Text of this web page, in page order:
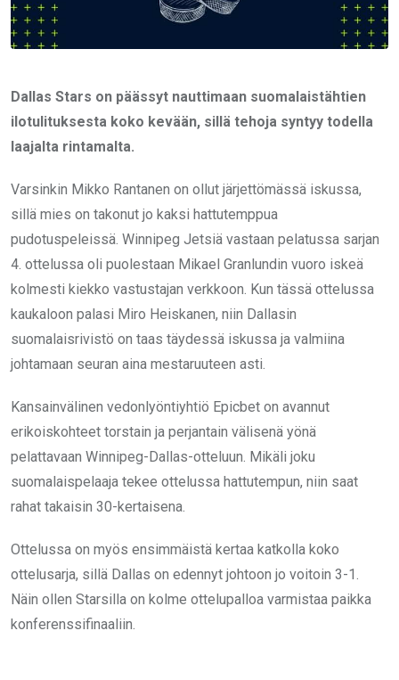
Dallas Stars on päässyt nauttimaan suomalaistähtien
ilotulituksesta koko kevään, sillä tehoja syntyy todella
laajalta rintamalta.
Varsinkin Mikko Rantanen on ollut järjettömässä iskussa,
sillä mies on takonut jo kaksi hattutemppua
pudotuspeleissä. Winnipeg Jetsiä vastaan pelatussa sarjan
4. ottelussa oli puolestaan Mikael Granlundin vuoro iskeä
kolmesti kiekko vastustajan verkkoon. Kun tässä ottelussa
kaukaloon palasi Miro Heiskanen, niin Dallasin
suomalaisrivistö on taas täydessä iskussa ja valmiina
johtamaan seuran aina mestaruuteen asti.
Kansainvälinen vedonlyöntiyhtiö Epicbet on avannut
erikoiskohteet torstain ja perjantain välisenä yönä
pelattavaan Winnipeg-Dallas-otteluun. Mikäli joku
suomalaispelaaja tekee ottelussa hattutempun, niin saat
rahat takaisin 30-kertaisena.
Ottelussa on myös ensimmäistä kertaa katkolla koko
ottelusarja, sillä Dallas on edennyt johtoon jo voitoin 3-1.
Näin ollen Starsilla on kolme ottelupalloa varmistaa paikka
konferenssifinaaliin.